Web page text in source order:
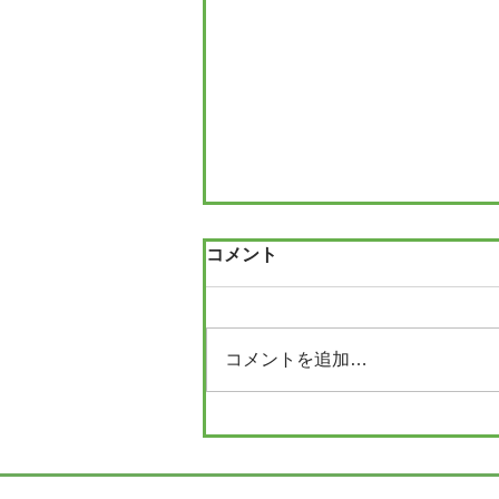
院
コメント
コメントを追加…